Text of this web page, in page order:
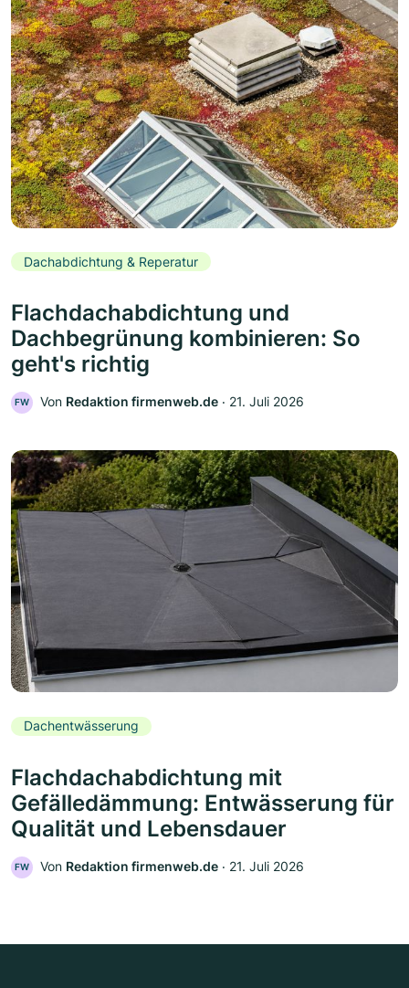
Dachabdichtung & Reperatur
Flachdachabdichtung und
Dachbegrünung kombinieren: So
geht's richtig
FW Von Redaktion firmenweb.de ‧ 21. Juli 2026
Dachentwässerung
Flachdachabdichtung mit
Gefälledämmung: Entwässerung für
Qualität und Lebensdauer
FW Von Redaktion firmenweb.de ‧ 21. Juli 2026